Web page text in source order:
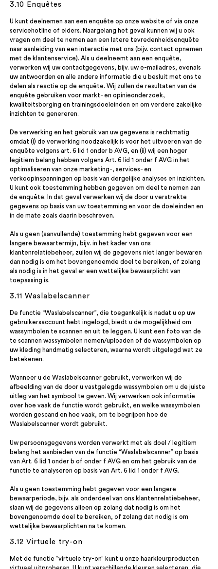
3.10 Enquêtes
U kunt deelnemen aan een enquête op onze website of via onze
servicehotline of elders. Naargelang het geval kunnen wij u ook
vragen om deel te nemen aan een latere tevredenheidsenquête
naar aanleiding van een interactie met ons (bijv. contact opnemen
met de klantenservice). Als u deelneemt aan een enquête,
verwerken wij uw contactgegevens, bijv. uw e-mailadres, evenals
uw antwoorden en alle andere informatie die u besluit met ons te
delen als reactie op de enquête. Wij zullen de resultaten van de
enquête gebruiken voor markt- en opinieonderzoek,
kwaliteitsborging en trainingsdoeleinden en om verdere zakelijke
inzichten te genereren.
De verwerking en het gebruik van uw gegevens is rechtmatig
omdat (i) de verwerking noodzakelijk is voor het uitvoeren van de
enquête volgens art. 6 lid 1 onder b AVG, en (ii) wij een hoger
legitiem belang hebben volgens Art. 6 lid 1 onder f AVG in het
optimaliseren van onze marketing-, services- en
verkoopinspanningen op basis van dergelijke analyses en inzichten.
U kunt ook toestemming hebben gegeven om deel te nemen aan
de enquête. In dat geval verwerken wij de door u verstrekte
gegevens op basis van uw toestemming en voor de doeleinden en
in de mate zoals daarin beschreven.
Als u geen (aanvullende) toestemming hebt gegeven voor een
langere bewaartermijn, bijv. in het kader van ons
klantenrelatiebeheer, zullen wij de gegevens niet langer bewaren
dan nodig is om het bovengenoemde doel te bereiken, of zolang
als nodig is in het geval er een wettelijke bewaarplicht van
toepassing is.
3.11 Waslabelscanner
De functie “Waslabelscanner”, die toegankelijk is nadat u op uw
gebruikersaccount hebt ingelogd, biedt u de mogelijkheid om
wassymbolen te scannen en uit te leggen. U kunt een foto van de
te scannen wassymbolen nemen/uploaden of de wassymbolen op
uw kleding handmatig selecteren, waarna wordt uitgelegd wat ze
betekenen.
Wanneer u de Waslabelscanner gebruikt, verwerken wij de
afbeelding van de door u vastgelegde wassymbolen om u de juiste
uitleg van het symbool te geven. Wij verwerken ook informatie
over hoe vaak de functie wordt gebruikt, en welke wassymbolen
worden gescand en hoe vaak, om te begrijpen hoe de
Waslabelscanner wordt gebruikt.
Uw persoonsgegevens worden verwerkt met als doel / legitiem
belang het aanbieden van de functie “Waslabelscanner” op basis
van Art. 6 lid 1 onder b of onder f AVG en om het gebruik van de
functie te analyseren op basis van Art. 6 lid 1 onder f AVG.
Als u geen toestemming hebt gegeven voor een langere
bewaarperiode, bijv. als onderdeel van ons klantenrelatiebeheer,
slaan wij de gegevens alleen op zolang dat nodig is om het
bovengenoemde doel te bereiken, of zolang dat nodig is om
wettelijke bewaarplichten na te komen.
3.12 Virtuele try-on
Met de functie “virtuele try-on” kunt u onze haarkleurproducten
virtueel uitproberen. U kunt verschillende kleuren selecteren, die